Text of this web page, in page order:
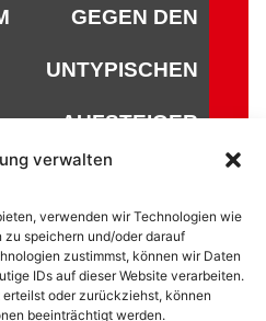
verwalten
verwenden wir Technologien wie
speichern und/oder darauf
zustimmst, können wir Daten
IDs auf dieser Website verarbeiten.
oder zurückziehst, können
beeinträchtigt werden.
GEGEN DEN
UNTYPISCHEN
AUFSTEIGER
Football Verein Marburg
Marburg|Impressum